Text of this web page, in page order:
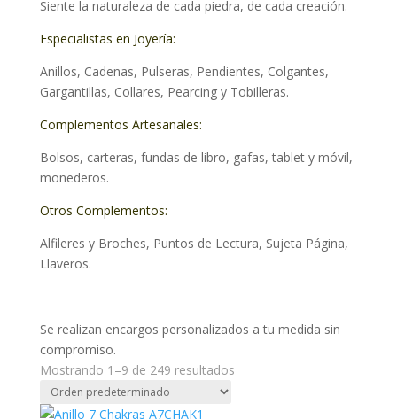
Siente la naturaleza de cada piedra, de cada creación.
Especialistas en Joyería:
Anillos, Cadenas, Pulseras, Pendientes, Colgantes,
Gargantillas, Collares, Pearcing y Tobilleras.
Complementos Artesanales:
Bolsos, carteras, fundas de libro, gafas, tablet y móvil,
monederos.
Otros Complementos:
Alfileres y Broches, Puntos de Lectura, Sujeta Página,
Llaveros.
Se realizan encargos personalizados a tu medida sin
compromiso.
Mostrando 1–9 de 249 resultados